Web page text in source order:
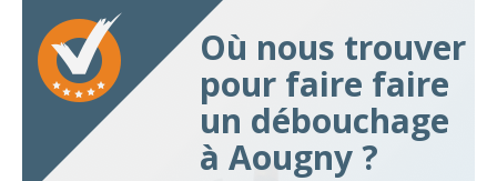
Où nous trouver
pour faire faire
un débouchage
à Aougny ?